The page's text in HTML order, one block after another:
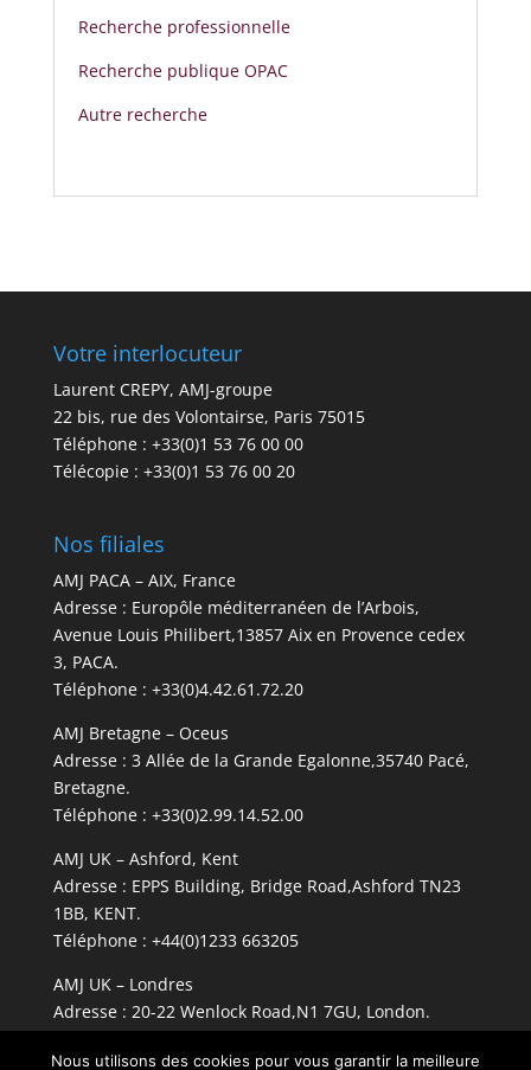
Recherche professionnelle
Recherche publique OPAC
Autre recherche
Votre interlocuteur
Laurent CREPY, AMJ-groupe
22 bis, rue des Volontairse, Paris 75015
Téléphone : +33(0)1 53 76 00 00
Télécopie : +33(0)1 53 76 00 20
Nos filiales
AMJ PACA – AIX, France
Adresse : Europôle méditerranéen de l’Arbois,
Avenue Louis Philibert,13857 Aix en Provence cedex
3, PACA.
Téléphone : +33(0)4.42.61.72.20
AMJ Bretagne – Oceus
Adresse : 3 Allée de la Grande Egalonne,35740 Pacé,
Bretagne.
Téléphone : +33(0)2.99.14.52.00
AMJ UK – Ashford, Kent
Adresse : EPPS Building, Bridge Road,Ashford TN23
1BB, KENT.
Téléphone : +44(0)1233 663205
AMJ UK – Londres
Adresse : 20-22 Wenlock Road,N1 7GU, London.
Téléphone : +44(0)203 689 3605
Nous utilisons des cookies pour vous garantir la meilleure